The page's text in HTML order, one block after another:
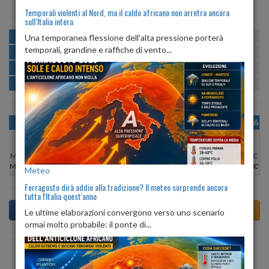
MATTINA min:22º max:31º U:
POMERIGGIO min:32º max:33º
SERA min:26º max:34º U:42% 79%
NOTTE min: 23º max:26º U:80%
OGGI
Min:
31°C
Max:33°C
MAR 11
Min:
Max:33°C
MER 12
Min:32°C
Max:33°C
GIO 13
Min:
31°C
Max:32°C
VEN 14
Max:30°C
SAB 15
Min:28°C
Max:30°C
DOM 16
29°C
Max:30°C
Previsioni del Tempo a Tinnura di dopodomani
Temporali violenti al Nord, ma il caldo africano non arretra ancora
sull’Italia intera
Una temporanea flessione dell’alta pressione porterà
temporali, grandine e raffiche di vento...
Meteo
Ferragosto dirà addio alla tradizione? Il meteo sorprende ancora
tutta l'Italia quest'anno
Le ultime elaborazioni convergono verso uno scenario
ormai molto probabile: il ponte di...